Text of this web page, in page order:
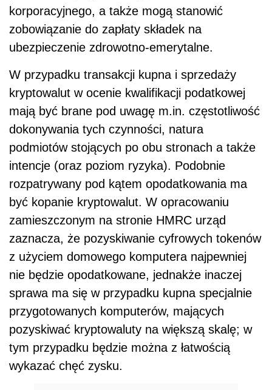
korporacyjnego, a także mogą stanowić
zobowiązanie do zapłaty składek na
ubezpieczenie zdrowotno-emerytalne.
W przypadku transakcji kupna i sprzedaży
kryptowalut w ocenie kwalifikacji podatkowej
mają być brane pod uwagę m.in. częstotliwość
dokonywania tych czynności, natura
podmiotów stojących po obu stronach a także
intencje (oraz poziom ryzyka). Podobnie
rozpatrywany pod kątem opodatkowania ma
być kopanie kryptowalut. W opracowaniu
zamieszczonym na stronie HMRC urząd
zaznacza, że pozyskiwanie cyfrowych tokenów
z użyciem domowego komputera najpewniej
nie będzie opodatkowane, jednakże inaczej
sprawa ma się w przypadku kupna specjalnie
przygotowanych komputerów, mających
pozyskiwać kryptowaluty na większą skalę; w
tym przypadku będzie można z łatwością
wykazać chęć zysku.